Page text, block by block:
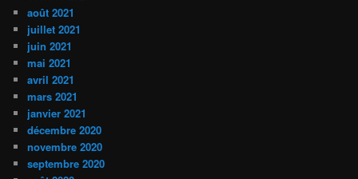
août 2021
juillet 2021
juin 2021
mai 2021
avril 2021
mars 2021
janvier 2021
décembre 2020
novembre 2020
septembre 2020